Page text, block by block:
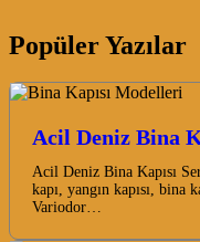
Popüler Yazılar
Acil Deniz Bina
Acil Deniz Bina Kapısı
kapı, yangın kapısı, bina
Variodor…